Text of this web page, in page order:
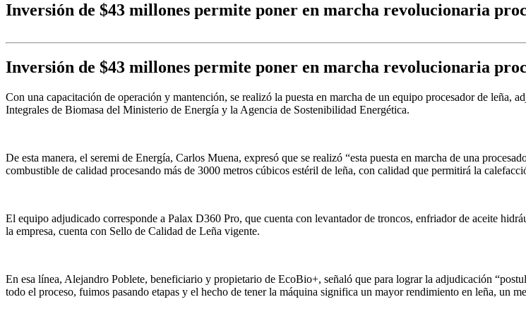
Inversión de $43 millones permite poner en marcha revolucionaria
Inversión de $43 millones permite poner en marcha revolucionaria
Con una capacitación de operación y mantención, se realizó la puesta en marcha de un equipo procesador de
Integrales de Biomasa del Ministerio de Energía y la Agencia de Sostenibilidad Energética.
De esta manera, el seremi de Energía, Carlos Muena, expresó que se realizó “esta puesta en marcha de una
combustible de calidad procesando más de 3000 metros cúbicos estéril de leña, con calidad que permitirá la
El equipo adjudicado corresponde a Palax D360 Pro, que cuenta con levantador de troncos, enfriador de aceite
la empresa, cuenta con Sello de Calidad de Leña vigente.
En esa línea, Alejandro Poblete, beneficiario y propietario de EcoBio+, señaló que para lograr la adjudicación
todo el proceso, fuimos pasando etapas y el hecho de tener la máquina significa un mayor rendimiento en leña, un